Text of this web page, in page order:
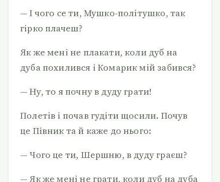
— І чого се ти, Мушко-політушко, так
гірко плачеш?
Як же мені не плакати, коли дуб на
дуба похилився і Комарик мій забився?
— Ну, то я почну в дуду грати!
Полетів і почав гудіти щосили. Почув
це Півник та й каже до нього:
— Чого це ти, Шершню, в дуду граєш?
— Як же мені не грати, коли дуб на дуба